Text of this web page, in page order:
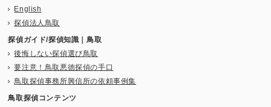
English
探偵法人鳥取
探偵ガイド/探偵知識｜鳥取
後悔しない探偵選び鳥取
要注意！鳥取悪徳探偵の手口
鳥取探偵事務所興信所の依頼事例集
鳥取探偵コンテンツ